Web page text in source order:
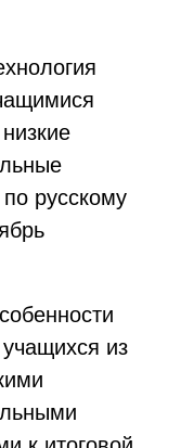
русскому
учащихся из